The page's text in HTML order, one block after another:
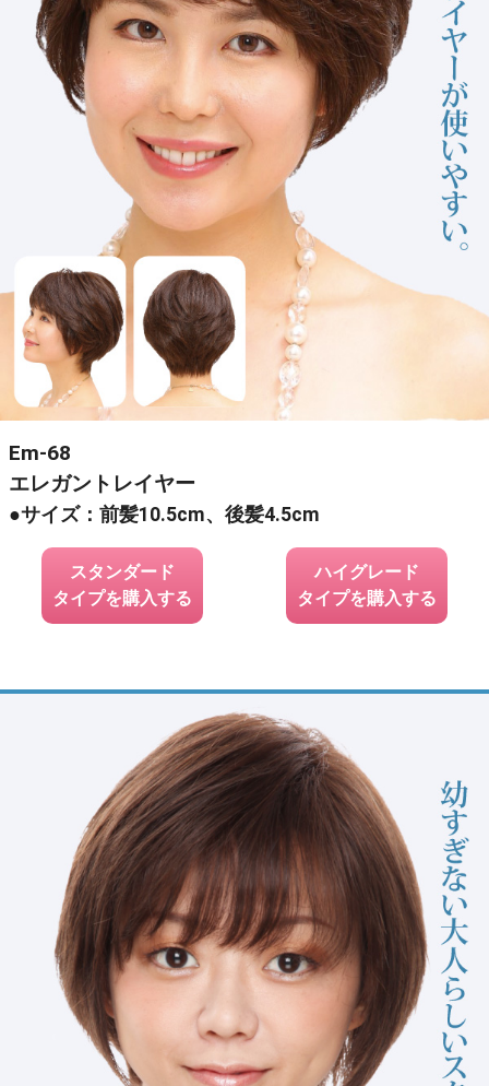
Em-68
エレガントレイヤー
●サイズ：前髪10.5cm、後髪4.5cm
スタンダード
タイプを購入する
ハイグレード
タイプを購入する